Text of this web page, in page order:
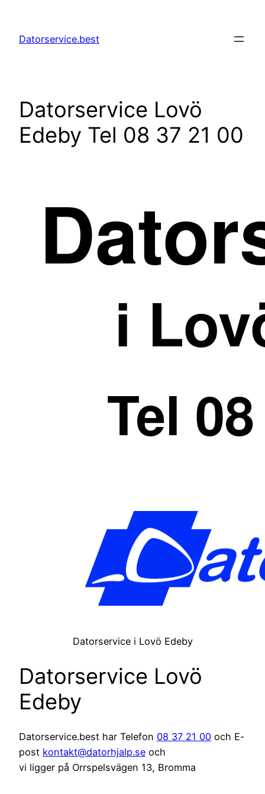
innehåll
Datorservice.best
Datorservice Lovö
Edeby Tel 08 37 21 00
Datorservice i Lovö Edeby
Datorservice Lovö
Edeby
Datorservice.best har Telefon 08 37 21 00 och E-
post kontakt@datorhjalp.se och
vi ligger på Orrspelsvägen 13, Bromma